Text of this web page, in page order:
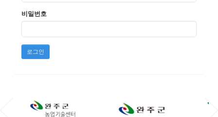
비밀번호
로그인